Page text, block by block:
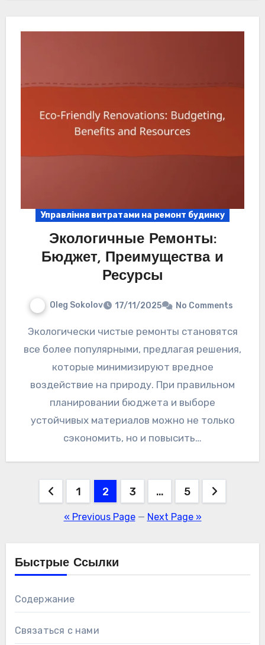
Управління витратами на ремонт будинку
Экологичные Ремонты:
Бюджет, Преимущества и
Ресурсы
Oleg Sokolov 17/11/2025 No Comments
Экологически чистые ремонты становятся
все более популярными, предлагая решения,
которые минимизируют вредное
воздействие на природу. При правильном
планировании бюджета и выборе
устойчивых материалов можно не только
сэкономить, но и повысить…
Posts
pagination
1 2 3 … 5
« Previous Page— Next Page »
Быстрые Ссылки
Содержание
Связаться с нами